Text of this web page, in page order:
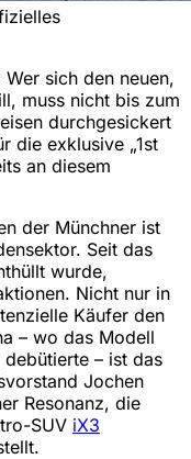
sich den neuen,
muss nicht bis zum
durchgesickert
die exklusive „1st
an diesem
der Münchner ist
Seit das
wurde,
Nicht nur in
Käufer den
– wo das Modell
– ist das
Jochen
Resonanz, die
SUV iX3